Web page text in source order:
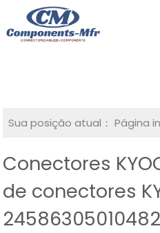
Sua posição atual： Página
Conectores
de conectores